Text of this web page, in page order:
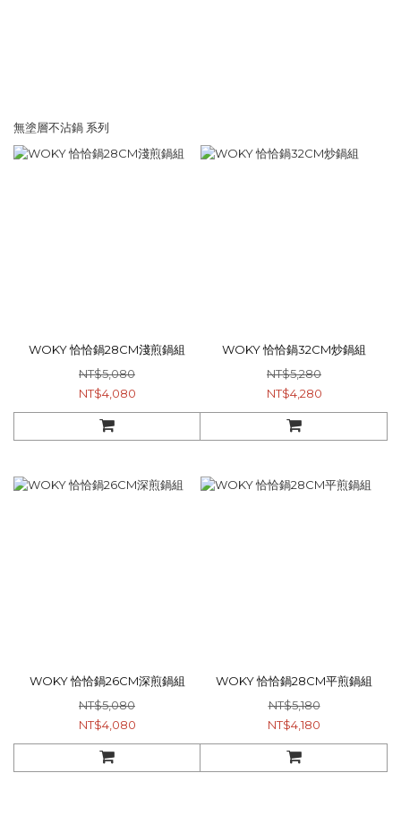
無塗層不沾鍋 系列
WOKY 恰恰鍋28CM淺煎鍋組
NT$5,080
NT$4,080
WOKY 恰恰鍋32CM炒鍋組
NT$5,280
NT$4,280
WOKY 恰恰鍋26CM深煎鍋組
NT$5,080
NT$4,080
WOKY 恰恰鍋28CM平煎鍋組
NT$5,180
NT$4,180